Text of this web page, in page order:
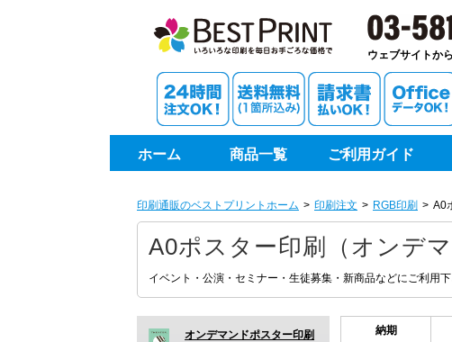
印刷通販ベスト
ウェブサイトか
ホーム 商品一覧 ご利用ガイド
印刷通販のベストプリントホーム 印刷注文 RGB印刷 A0
A0ポスター印刷（オンデ
イベント・公演・セミナー・生徒募集・新商品などにご利用下
オンデマンドポスター印刷
納期